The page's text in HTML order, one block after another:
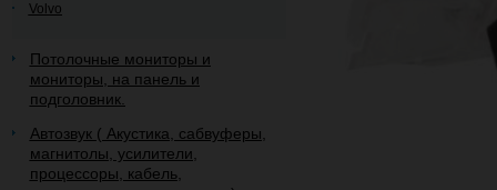
Volvo
Потолочные мониторы и
мониторы, на панель и
подголовник.
Автозвук ( Акустика, сабвуферы,
магнитолы, усилители,
процессоры, кабель,